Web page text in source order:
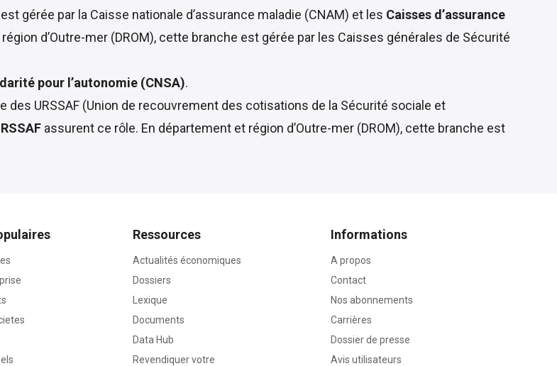
est gérée par la Caisse nationale d’assurance maladie (CNAM) et les Caisses d’assurance
d’Outre-mer (DROM), cette branche est gérée par les Caisses générales de Sécurité
pour l’autonomie (CNSA).
des URSSAF (Union de recouvrement des cotisations de la Sécurité sociale et
assurent ce rôle. En département et région d’Outre-mer (DROM), cette branche est
Ressources
Actualités économiques
Dossiers
Lexique
Documents
Data Hub
Revendiquer votre
Informations
A propos
Contact
Nos abonnements
Carrières
Dossier de presse
Avis utilisateurs